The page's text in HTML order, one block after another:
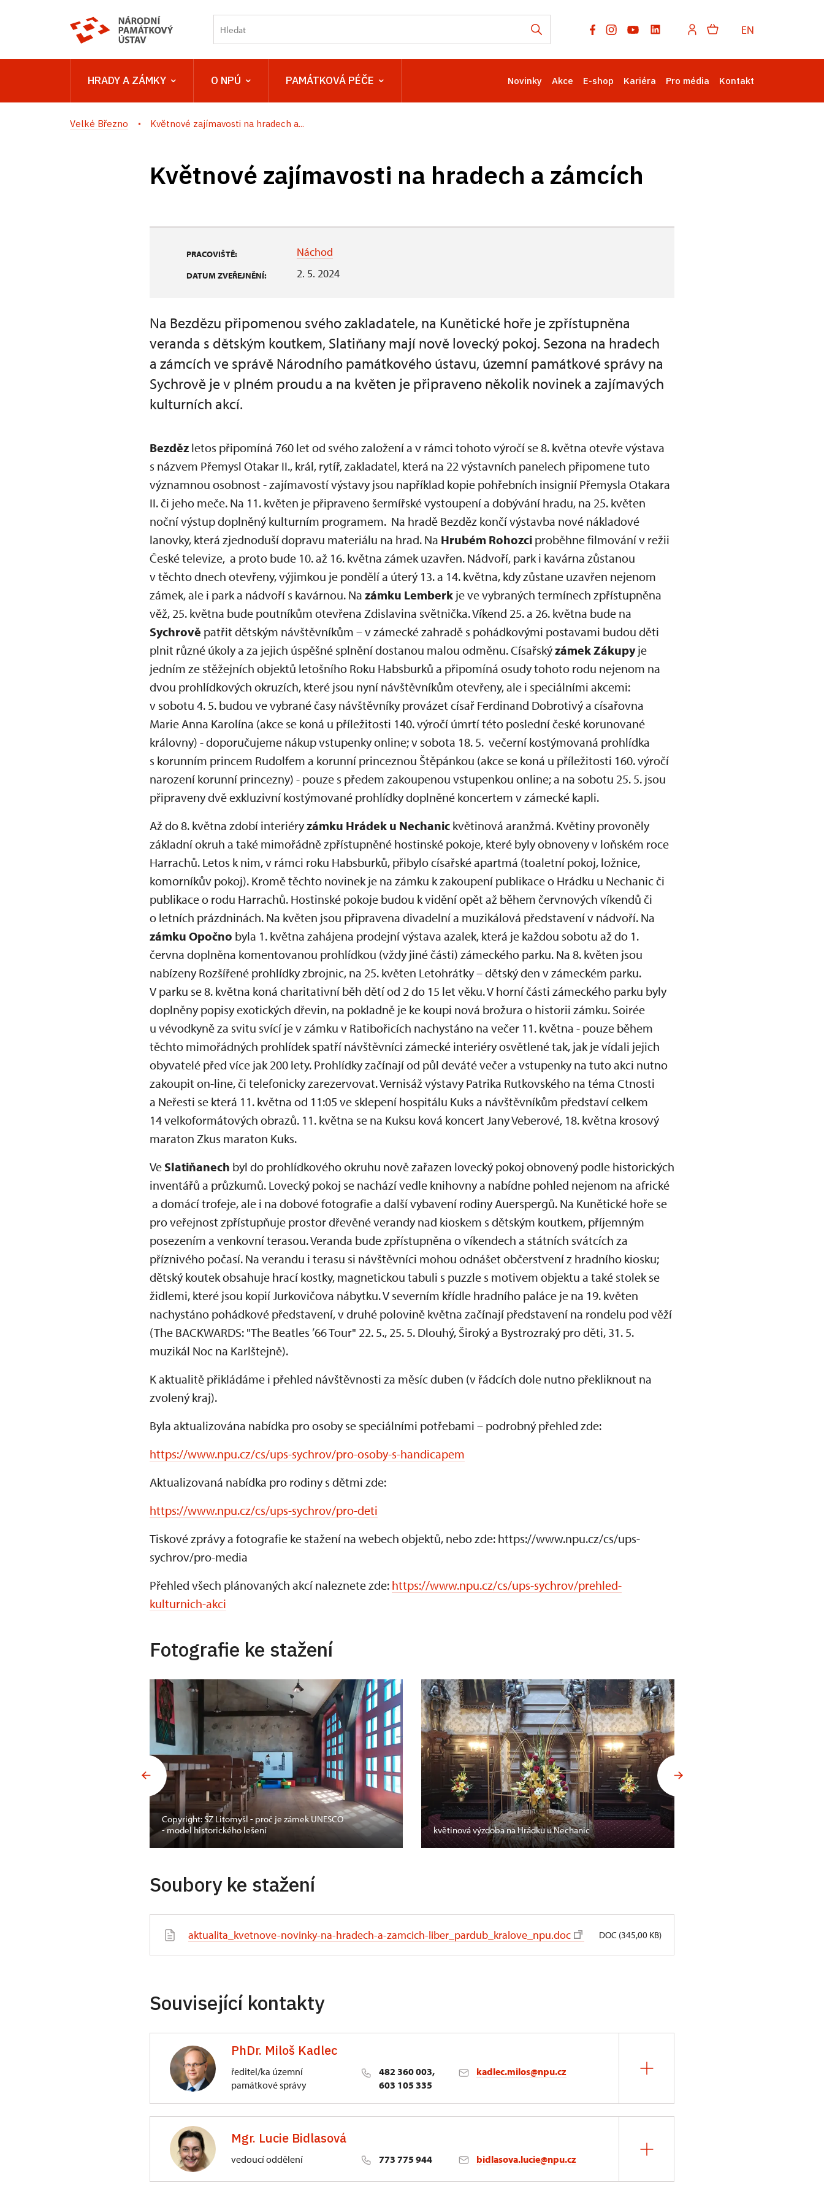
EN
HRADY A ZÁMKY O NPÚ PAMÁTKOVÁ PÉČE Novinky Akce E-shop Kariéra Pro média Kontakt
Velké Březno Květnové zajímavosti na hradech a...
Květnové zajímavosti na hradech a zámcích
PRACOVIŠTĚ: Náchod
DATUM ZVEŘEJNĚNÍ: 2. 5. 2024
Na Bezdězu připomenou svého zakladatele, na Kunětické hoře je zpřístupněna
veranda s dětským koutkem, Slatiňany mají nově lovecký pokoj. Sezona na hradech
a zámcích ve správě Národního památkového ústavu, územní památkové správy na
Sychrově je v plném proudu a na květen je připraveno několik novinek a zajímavých
kulturních akcí.
Bezděz letos připomíná 760 let od svého založení a v rámci tohoto výročí se 8. května otevře výstava
s názvem Přemysl Otakar II., král, rytíř, zakladatel, která na 22 výstavních panelech připomene tuto
významnou osobnost - zajímavostí výstavy jsou například kopie pohřebních insignií Přemysla Otakara
II. či jeho meče. Na 11. květen je připraveno šermířské vystoupení a dobývání hradu, na 25. květen
noční výstup doplněný kulturním programem. Na hradě Bezděz končí výstavba nové nákladové
lanovky, která zjednoduší dopravu materiálu na hrad. Na Hrubém Rohozci proběhne filmování v režii
České televize, a proto bude 10. až 16. května zámek uzavřen. Nádvoří, park i kavárna zůstanou
v těchto dnech otevřeny, výjimkou je pondělí a úterý 13. a 14. května, kdy zůstane uzavřen nejenom
zámek, ale i park a nádvoří s kavárnou. Na zámku Lemberk je ve vybraných termínech zpřístupněna
věž, 25. května bude poutníkům otevřena Zdislavina světnička. Víkend 25. a 26. května bude na
Sychrově patřit dětským návštěvníkům – v zámecké zahradě s pohádkovými postavami budou děti
plnit různé úkoly a za jejich úspěšné splnění dostanou malou odměnu. Císařskýzámek Zákupyje
jedním ze stěžejních objektů letošního Roku Habsburků a připomíná osudy tohoto rodu nejenom na
dvou prohlídkových okruzích, které jsou nyní návštěvníkům otevřeny, ale i speciálními akcemi:
v sobotu 4. 5. budou ve vybrané časy návštěvníky provázet císař Ferdinand Dobrotivý a císařovna
Marie Anna Karolína (akce se koná u příležitosti 140. výročí úmrtí této poslední české korunované
královny) - doporučujeme nákup vstupenky online; v sobota 18. 5. večerní kostýmovaná prohlídka
s korunním princem Rudolfem a korunní princeznou Štěpánkou (akce se koná u příležitosti 160. výročí
narození korunní princezny) - pouze s předem zakoupenou vstupenkou online; a na sobotu 25. 5. jsou
připraveny dvě exkluzivní kostýmované prohlídky doplněné koncertem v zámecké kapli.
Až do 8. května zdobí interiéryzámku Hrádek u Nechanic květinová aranžmá. Květiny provoněly
základní okruh a také mimořádně zpřístupněné hostinské pokoje, které byly obnoveny v loňském roce
Harrachů. Letos k nim, v rámci roku Habsburků, přibylo císařské apartmá (toaletní pokoj, ložnice,
komorníkův pokoj). Kromě těchto novinek je na zámku k zakoupení publikace o Hrádku u Nechanic či
publikace o rodu Harrachů. Hostinské pokoje budou k vidění opět až během červnových víkendů či
o letních prázdninách. Na květen jsou připravena divadelní a muzikálová představení v nádvoří. Na
zámku Opočno byla 1. května zahájena prodejní výstava azalek, která je každou sobotu až do 1.
června doplněna komentovanou prohlídkou (vždy jiné části) zámeckého parku. Na 8. květen jsou
nabízeny Rozšířené prohlídky zbrojnic, na 25. květen Letohrátky – dětský den v zámeckém parku.
V parku se 8. května koná charitativní běh dětí od 2 do 15 let věku. V horní části zámeckého parku byly
doplněny popisy exotických dřevin, na pokladně je ke koupi nová brožura o historii zámku. Soirée
u vévodkyně za svitu svící je v zámku v Ratibořicích nachystáno na večer 11. května - pouze během
těchto mimořádných prohlídek spatří návštěvníci zámecké interiéry osvětlené tak, jak je vídali jejich
obyvatelé před více jak 200 lety. Prohlídky začínají od půl deváté večer a vstupenky na tuto akci nutno
zakoupit on-line, či telefonicky zarezervovat. Vernisáž výstavy Patrika Rutkovského na téma Ctnosti
a Neřesti se která 11. května od 11:05 ve sklepení hospitálu Kuks a návštěvníkům představí celkem
14 velkoformátových obrazů. 11. května se na Kuksu ková koncert Jany Veberové, 18. května krosový
maraton Zkus maraton Kuks.
Ve Slatiňanech byl do prohlídkového okruhu nově zařazen lovecký pokoj obnovený podle historických
inventářů a průzkumů. Lovecký pokoj se nachází vedle knihovny a nabídne pohled nejenom na africké
a domácí trofeje, ale i na dobové fotografie a další vybavení rodiny Auerspergů. Na Kunětické hoře se
pro veřejnost zpřístupňuje prostor dřevěné verandy nad kioskem s dětským koutkem, příjemným
posezením a venkovní terasou. Veranda bude zpřístupněna o víkendech a státních svátcích za
příznivého počasí. Na verandu i terasu si návštěvníci mohou odnášet občerstvení z hradního kiosku;
dětský koutek obsahuje hrací kostky, magnetickou tabuli s puzzle s motivem objektu a také stolek se
židlemi, které jsou kopií Jurkovičova nábytku. V severním křídle hradního paláce je na 19. květen
nachystáno pohádkové představení, v druhé polovině května začínají představení na rondelu pod věží
(The BACKWARDS: "The Beatles ’66 Tour" 22. 5., 25. 5. Dlouhý, Široký a Bystrozraký pro děti, 31. 5.
muzikál Noc na Karlštejně).
K aktualitě přikládáme i přehled návštěvnosti za měsíc duben (v řádcích dole nutno překliknout na
zvolený kraj).
Byla aktualizována nabídka pro osoby se speciálními potřebami – podrobný přehled zde:
https://www.npu.cz/cs/ups-sychrov/pro-osoby-s-handicapem
Aktualizovaná nabídka pro rodiny s dětmi zde:
https://www.npu.cz/cs/ups-sychrov/pro-deti
Tiskové zprávy a fotografie ke stažení na webech objektů, nebo zde: https://www.npu.cz/cs/ups-
sychrov/pro-media
Přehled všech plánovaných akcí naleznete zde: https://www.npu.cz/cs/ups-sychrov/prehled-
kulturnich-akci
Fotografie ke stažení
Copyright: SZ Litomyšl - proč je zámek UNESCO
- model historického lešení
květinová výzdoba na Hrádku u Nechanic
Soubory ke stažení
aktualita_kvetnove-novinky-na-hradech-a-zamcich-liber_pardub_kralove_npu.doc DOC (345,00 KB)
Související kontakty
PhDr. Miloš Kadlec
ředitel/ka územní
památkové správy
482 360 003,
603 105 335
kadlec.milos@npu.cz
3/, Sychrov 3Mgr. Lucie Bidlasová
vedoucí oddělení 773 775 944 bidlasova.lucie@npu.cz